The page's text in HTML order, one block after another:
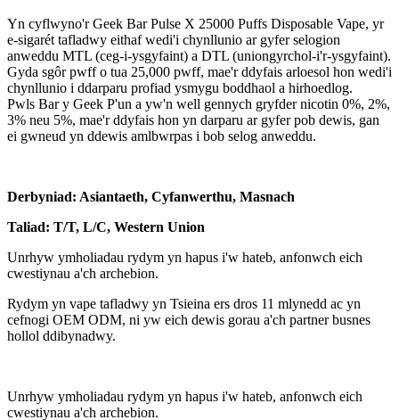
Yn cyflwyno'r Geek Bar Pulse X 25000 Puffs Disposable Vape, yr
e-sigarét tafladwy eithaf wedi'i chynllunio ar gyfer selogion
anweddu MTL (ceg-i-ysgyfaint) a DTL (uniongyrchol-i'r-ysgyfaint).
Gyda sgôr pwff o tua 25,000 pwff, mae'r ddyfais arloesol hon wedi'i
chynllunio i ddarparu profiad ysmygu boddhaol a hirhoedlog.
Pwls Bar y Geek P'un a yw'n well gennych gryfder nicotin 0%, 2%,
3% neu 5%, mae'r ddyfais hon yn darparu ar gyfer pob dewis, gan
ei gwneud yn ddewis amlbwrpas i bob selog anweddu.
Derbyniad: Asiantaeth, Cyfanwerthu, Masnach
Taliad: T/T, L/C, Western Union
Unrhyw ymholiadau rydym yn hapus i'w hateb, anfonwch eich
cwestiynau a'ch archebion.
Rydym yn vape tafladwy yn Tsieina ers dros 11 mlynedd ac yn
cefnogi OEM ODM, ni yw eich dewis gorau a'ch partner busnes
hollol ddibynadwy.
Unrhyw ymholiadau rydym yn hapus i'w hateb, anfonwch eich
cwestiynau a'ch archebion.